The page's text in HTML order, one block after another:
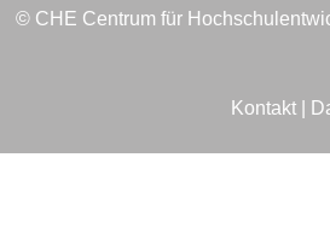
© CHE Centrum für
Kontakt|